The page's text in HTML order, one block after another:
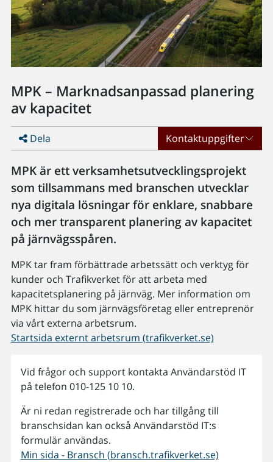
MPK – Marknadsanpassad planering
av kapacitet
Dela Kontaktuppgifter
MPK är ett verksamhetsutvecklingsprojekt
som tillsammans med branschen utvecklar
nya digitala lösningar för enklare, snabbare
och mer transparent planering av kapacitet
på järnvägsspåren.
MPK tar fram förbättrade arbetssätt och verktyg för
kunder och Trafikverket för att arbeta med
kapacitetsplanering på järnväg. Mer information om
MPK hittar du som järnvägsföretag eller entreprenör
via vårt externa arbetsrum.
Startsida externt arbetsrum (trafikverket.se)
Vid frågor och support kontakta Användarstöd IT
på telefon 010-125 10 10.
Är ni redan registrerade och har tillgång till
branschsidan kan också Användarstöd IT:s
formulär användas.
Min sida - Bransch (bransch.trafikverket.se)